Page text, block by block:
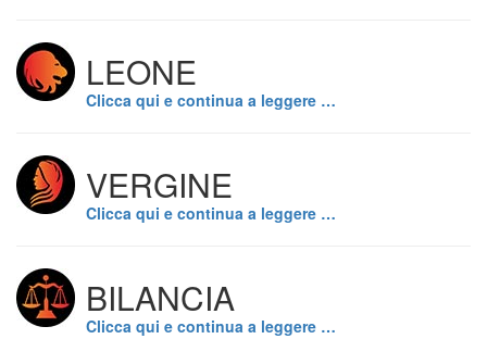
LEONE
Clicca qui e continua a leggere …
VERGINE
Clicca qui e continua a leggere …
BILANCIA
Clicca qui e continua a leggere …